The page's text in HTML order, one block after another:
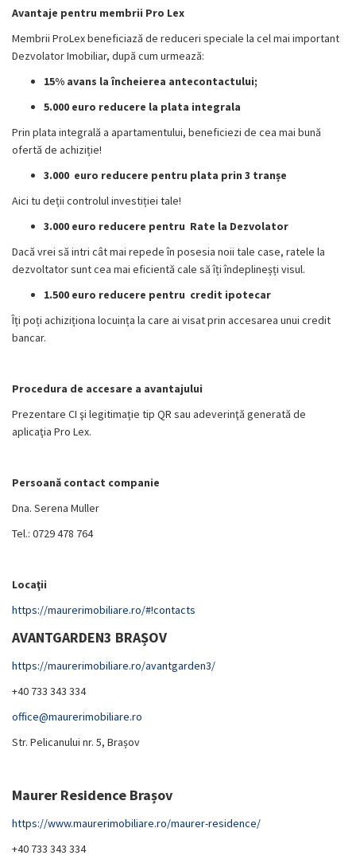
Avantaje pentru membrii Pro Lex
Membrii ProLex beneficiază de reduceri speciale la cel mai important
Dezvolator Imobiliar, după cum urmează:
15% avans la încheierea antecontactului;
5.000 euro reducere la plata integrala
Prin plata integrală a apartamentului, beneficiezi de cea mai bună
ofertă de achiziție!
3.000 euro reducere pentru plata prin 3 tranșe
Aici tu deții controlul investiției tale!
3.000 euro reducere pentru Rate la Dezvolator
Dacă vrei să intri cât mai repede în posesia noii tale case, ratele la
dezvoltator sunt cea mai eficientă cale să îți îndeplineșți visul.
1.500 euro reducere pentru credit ipotecar
Îți poți achiziționa locuința la care ai visat prin accesarea unui credit
bancar.
Procedura de accesare a avantajului
Prezentare CI şi legitimaţie tip QR sau adeverinţă generată de
aplicaţia Pro Lex.
Persoană contact companie
Dna. Serena Muller
Tel.: 0729 478 764
Locaţii
https://maurerimobiliare.ro/#!contacts
AVANTGARDEN3 BRAȘOV
https://maurerimobiliare.ro/avantgarden3/
+40 733 343 334
office@maurerimobiliare.ro
Str. Pelicanului nr. 5, Brașov
Maurer Residence Brașov
https://www.maurerimobiliare.ro/maurer-residence/
+40 733 343 334